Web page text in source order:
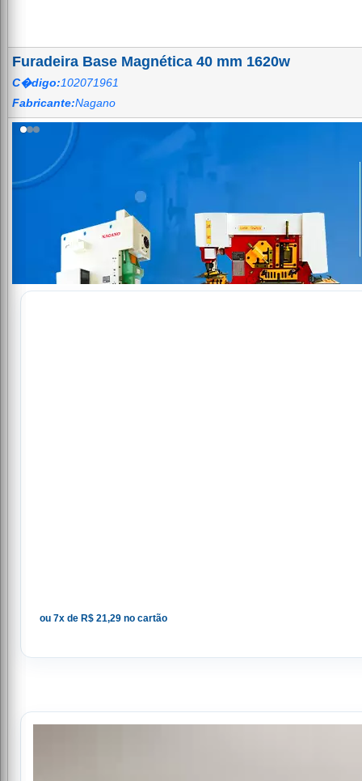
Furadeira Base Magnética 40 mm 1620w
C�digo:102071961
Fabricante:Nagano
Agrotama — Soluções em
ou 7x de R$ 21,29 no cartão